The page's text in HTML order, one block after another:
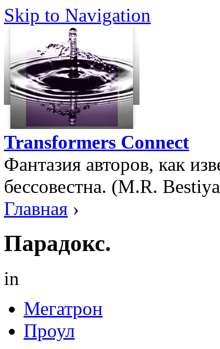
Skip to Navigation
Transformers Connect
Фантазия авторов, как
бессовестна. (M.R.
Главная ›
Парадокс.
in
Мегатрон
Проул